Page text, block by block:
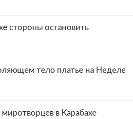
стороны остановить
тело платье на Неделе
в Карабахе